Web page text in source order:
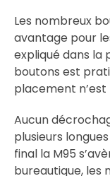
Les nombreux
avantage pour
expliqué dans la
boutons est
placement
Aucun
plusieurs
final la M95
bureautique,